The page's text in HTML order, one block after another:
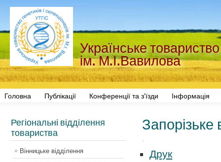
Українське товариство
ім. М.І.Вавилова
Головна Публікації Конференції та з'їзди Інформація
Регіональні відділення
товариства
Вінницьке відділення
Запорізьке
Друк